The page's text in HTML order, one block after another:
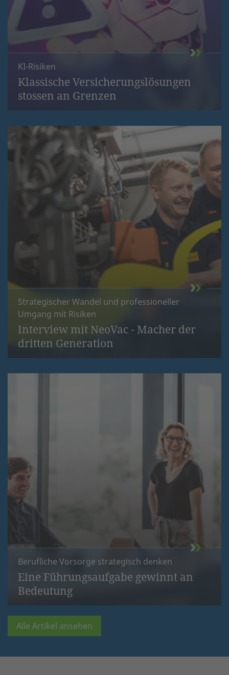
KI-Risiken
Klassische Versicherungslösungen
stossen an Grenzen
Strategischer Wandel und professioneller
Umgang mit Risiken
Interview mit NeoVac - Macher der
dritten Generation
Berufliche Vorsorge strategisch denken
Eine Führungsaufgabe gewinnt an
Bedeutung
Alle Artikel ansehen